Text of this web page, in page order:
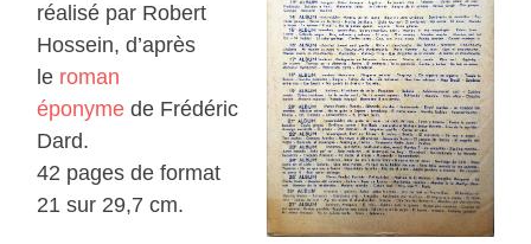
réalisé par Robert
Hossein, d’après
le roman
éponyme de Frédéric
Dard.
42 pages de format
21 sur 29,7 cm.